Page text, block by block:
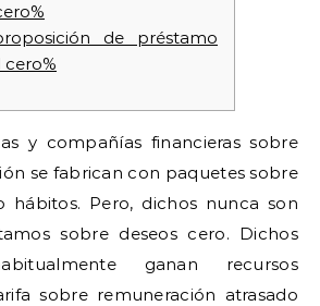
de préstamo
cero%
y compañías financieras sobre
se fabrican con paquetes sobre
hábitos. Pero, dichos nunca son
sobre deseos cero. Dichos
ganan recursos
sobre remuneración atrasado